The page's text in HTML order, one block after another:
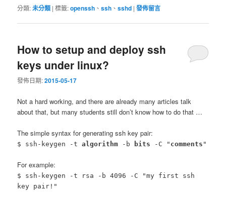
分類:未分類 |標籤:openssh 、ssh 、sshd |發佈留言
How to setup and deploy ssh
keys under linux?
發佈日期:2015-05-17
Not a hard working, and there are already many articles talk
about that, but many students still don’t know how to do that …
The simple syntax for generating ssh key pair:
$ ssh-keygen -talgorithm -b bits -C " comments "
For example:
$ ssh-keygen -t rsa -b 4096 -C "my first ssh
key pair!"